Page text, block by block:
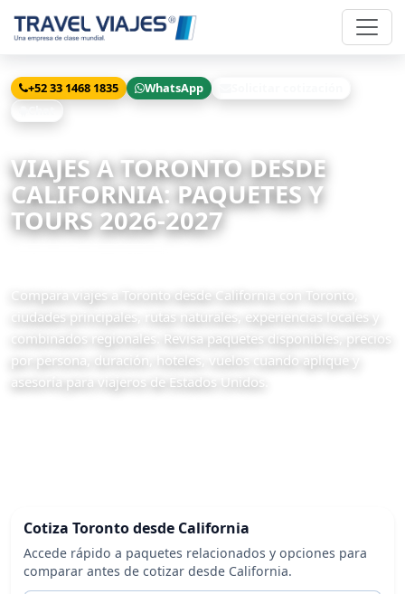
+52 33 1468 1835 WhatsApp
VIAJES A TORONTO DESDE
CALIFORNIA: PAQUETES Y
TOURS 2026-2027
Compara viajes a Toronto desde California con Toronto,
ciudades principales, rutas naturales, experiencias locales y
combinados regionales. Revisa paquetes disponibles, precios
por persona, duración, hoteles, vuelos cuando aplique y
asesoría para viajeros de Estados Unidos.
Cotiza Toronto desde California
Accede rápido a paquetes relacionados y opciones para
comparar antes de cotizar desde California.